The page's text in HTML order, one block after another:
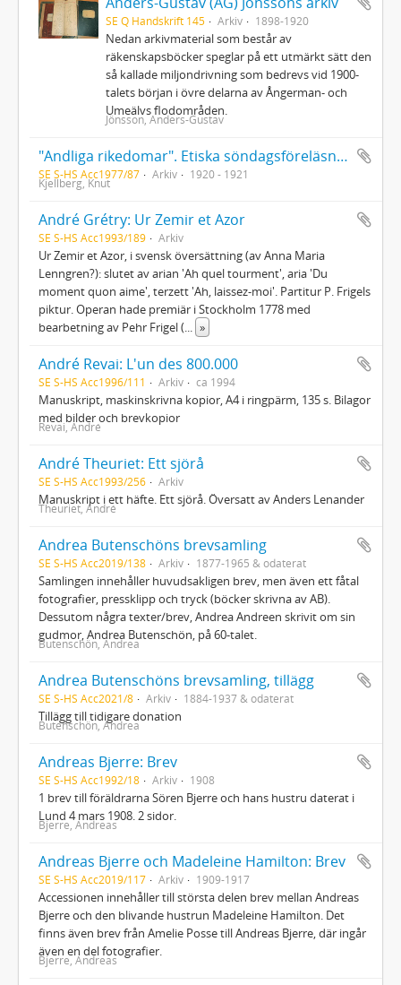
SE Q Handskrift 145 Arkiv 1898-1920
Nedan arkivmaterial som består av
räkenskapsböcker speglar på ett utmärkt sätt den
så kallade miljondrivning som bedrevs vid 1900-
talets början i övre delarna av Ångerman- och
Umeälvs flodområden.
Jönsson, Anders-Gustav
"Andliga rikedomar". Etiska söndagsföreläsningar av professor Knut Kjellberg. Stockholms Arbetareinstitut, våren 1920 samt arbetsåret 1920-21. Stenografiskt referat.
SE S-HS Acc1977/87 Arkiv 1920 - 1921
Kjellberg, Knut
André Grétry: Ur Zemir et Azor
SE S-HS Acc1993/189 Arkiv
Ur Zemir et Azor, i svensk översättning (av Anna Maria
Lenngren?): slutet av arian 'Ah quel tourment', aria 'Du
moment quon aime', terzett 'Ah, laissez-moi'. Partitur P. Frigels
piktur. Operan hade premiär i Stockholm 1778 med
bearbetning av Pehr Frigel (
»
André Revai: L'un des 800.000
SE S-HS Acc1996/111 Arkiv ca 1994
Manuskript, maskinskrivna kopior, A4 i ringpärm, 135 s. Bilagor
med bilder och brevkopior
Revai, André
André Theuriet: Ett sjörå
SE S-HS Acc1993/256 Arkiv
Manuskript i ett häfte. Ett sjörå. Översatt av Anders Lenander
Theuriet, André
Andrea Butenschöns brevsamling
SE S-HS Acc2019/138 Arkiv 1877-1965 & odaterat
Samlingen innehåller huvudsakligen brev, men även ett fåtal
fotografier, pressklipp och tryck (böcker skrivna av AB).
Dessutom några texter/brev, Andrea Andreen skrivit om sin
gudmor, Andrea Butenschön, på 60-talet.
Butenschön, Andrea
Andrea Butenschöns brevsamling, tillägg
SE S-HS Acc2021/8 Arkiv 1884-1937 & odaterat
Tillägg till tidigare donation
Butenschön, Andrea
Andreas Bjerre: Brev
SE S-HS Acc1992/18 Arkiv 1908
1 brev till föräldrarna Sören Bjerre och hans hustru daterat i
Lund 4 mars 1908. 2 sidor.
Bjerre, Andreas
Andreas Bjerre och Madeleine Hamilton: Brev
SE S-HS Acc2019/117 Arkiv 1909-1917
Accessionen innehåller till största delen brev mellan Andreas
Bjerre och den blivande hustrun Madeleine Hamilton. Det
finns även brev från Amelie Posse till Andreas Bjerre, där ingår
även en del fotografier.
Bjerre, Andreas